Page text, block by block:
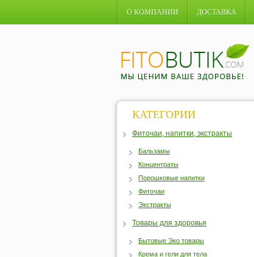
О КОМПАНИИ ДОСТАВКА
КАТЕГОРИИ
Фиточаи, напитки, экстракты
Бальзамы
Концентраты
Порошковые напитки
Фиточаи
Экстракты
Товары для здоровья
Бытовые Эко товары
Крема и гели для тела